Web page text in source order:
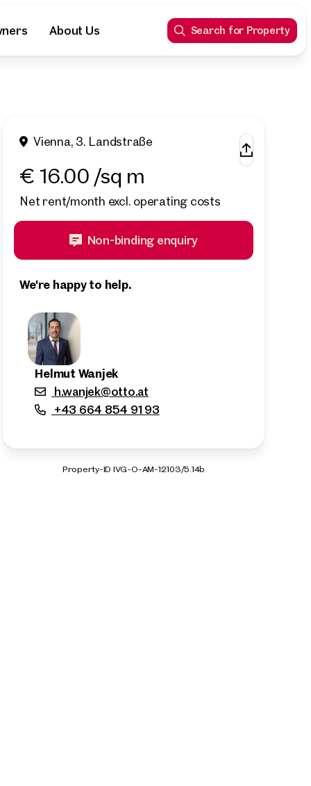
About Us Search for Property
Vienna, 3. Landstraße
€ 16.00 /sq m
Net rent/month excl. operating costs
Non-binding enquiry
We're happy to help.
Helmut Wanjek
h.wanjek@otto.at
+43 664 854 91 93
Property-ID IVG-O-AM-12103/5.14b